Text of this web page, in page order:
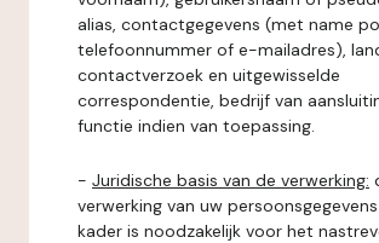
alias, contactgegevens (met name
telefoonnummer of e-mailadres),
contactverzoek en uitgewisselde
correspondentie, bedrijf van
functie indien van toepassing.
- Juridische basis van de verwerking:
verwerking van uw
kader is noodzakelijk voor het